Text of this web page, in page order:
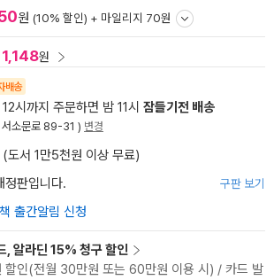
원 (10% 할인) + 마일리지 70원
1,148원
배송
시까지 주문하면 밤 11시 잠들기전 배송
서소문로 89-31 ) 변경
도서 1만5천원 이상 무료)
정판입니다. 구판 보기
출간알림 신청
, 알라딘 15% 청구 할인
할인(전월 30만원 또는 60만원 이용 시) / 카드 발